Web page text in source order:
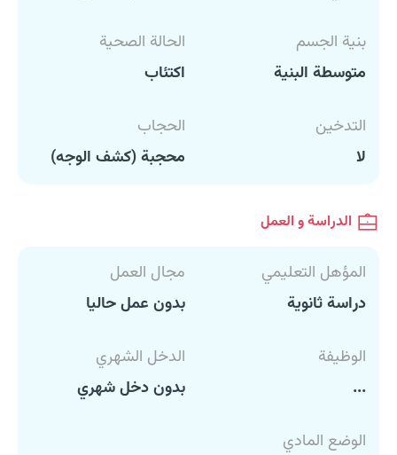
بنية الجسم
متوسطة البنية
الحالة الصحية
اكتئاب
التدخين
لا
الحجاب
محجبة (كشف الوجه)
الدراسة و العمل
المؤهل التعليمي
دراسة ثانوية
مجال العمل
بدون عمل حاليا
الوظيفة
...
الدخل الشهري
بدون دخل شهري
الوضع المادي